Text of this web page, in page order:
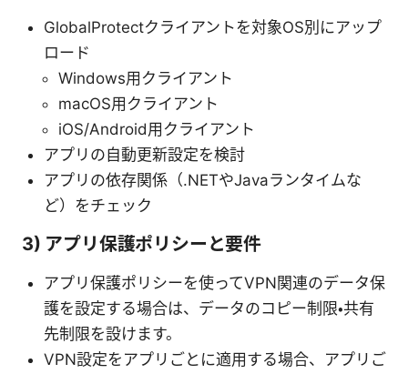
GlobalProtectクライアントを対象OS別にアップ
ロード
Windows用クライアント
macOS用クライアント
iOS/Android用クライアント
アプリの自動更新設定を検討
アプリの依存関係（.NETやJavaランタイムな
ど）をチェック
3) アプリ保護ポリシーと要件
アプリ保護ポリシーを使ってVPN関連のデータ保
護を設定する場合は、データのコピー制限・共有
先制限を設けます。
VPN設定をアプリごとに適用する場合、アプリご